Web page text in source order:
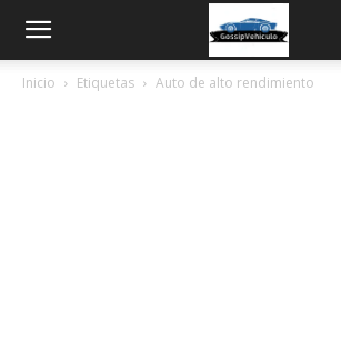
Inicio Etiquetas Auto de alto rendimiento